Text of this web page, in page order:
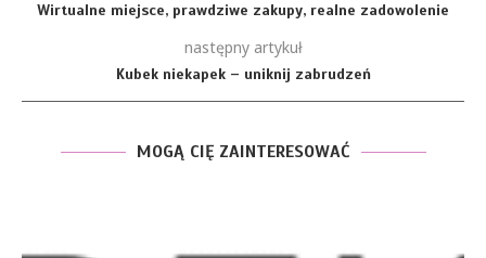
Wirtualne miejsce, prawdziwe zakupy, realne zadowolenie
następny artykuł
Kubek niekapek – uniknij zabrudzeń
MOGĄ CIĘ ZAINTERESOWAĆ